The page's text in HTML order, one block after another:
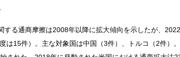
する通商摩擦は2008年以降に拡大傾向を示したが、
は15件）。主な対象国は中国（3件）、トルコ（2件）